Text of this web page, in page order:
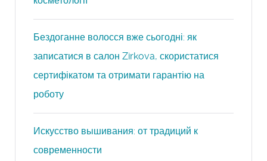
Бездоганне волосся вже сьогодні: як
записатися в салон Zirkova, скористатися
сертифікатом та отримати гарантію на
роботу
Искусство вышивания: от традиций к
современности